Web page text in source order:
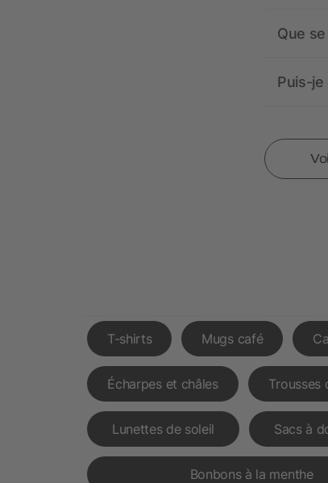
Que
Puis-je
T-shirts Mugs café
Écharpes et châles Trousses
Lunettes de soleil Sacs à
Bonbons à la menthe